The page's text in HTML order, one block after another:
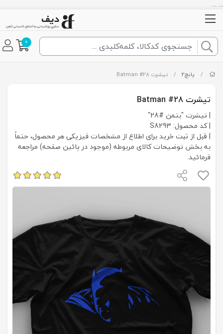
... ...
0
/ پانچ2 / تیشرت Batman #28
تیشرت Batman #28
| تیشرت "بتمن #28"
| کد محصول: S8293
| قبل از ثبت خرید برای اطلاع از مشخصات فیزیکی هر محصول، حتماً
به بخش توضیحات کالای مربوطه (موجود در پائین صفحه) مراجعه
فرمائید.